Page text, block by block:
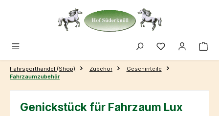
Zum Hauptinhalt springen
Fahrsporthandel (Shop) Zubehör
Geschirrteile
Fahrzaumzubehör
Genickstück für Fahrzaum Lux